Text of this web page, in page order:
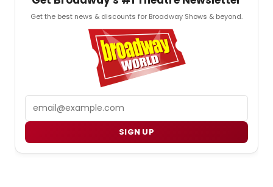
Get the best news & discounts for Broadway Shows & beyond.
SIGN UP